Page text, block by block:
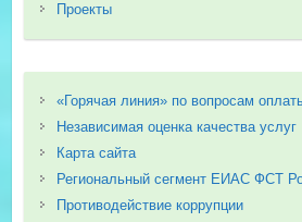
Проекты
«Горячая линия» по вопросам
Независимая оценка качества услуг
Карта сайта
Региональный сегмент ЕИАС ФСТ
Противодействие коррупции